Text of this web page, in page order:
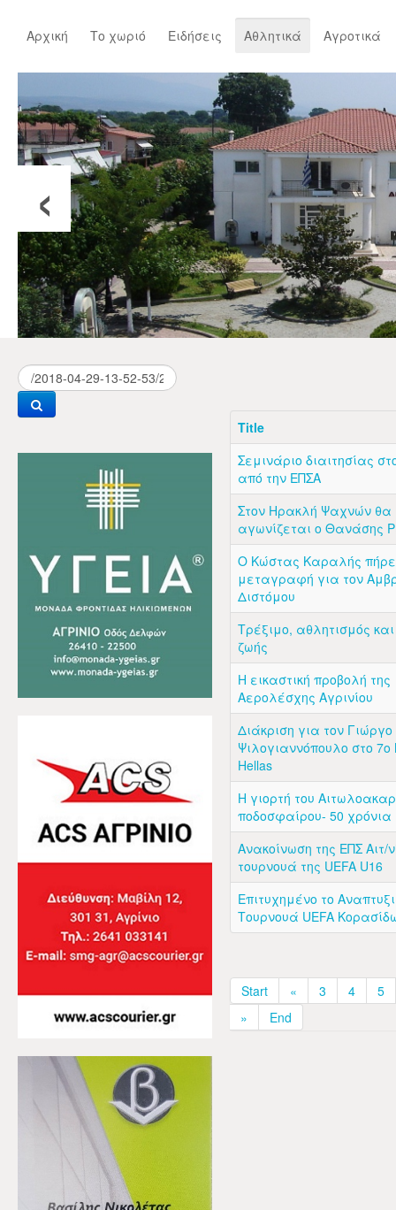
Αρχική Το χωριό Ειδήσεις Αθλητικά Αγροτικά
‹
Title
Σεμινάριο διαιτησίας
από την ΕΠΣΑ
Στον Ηρακλή Ψαχνών θα
αγωνίζεται ο Θανάσης
Ο Κώστας Καραλής πήρε
μεταγραφή για τον
Διστόμου
Τρέξιμο, αθλητισμός
ζωής
H εικαστική προβολή της
Αερολέσχης Αγρινίου
Διάκριση για τον
Ψιλογιαννόπουλο στο 7ο
Hellas
Η γιορτή του
ποδοσφαίρου- 50 χρόνια
Ανακοίνωση της ΕΠΣ Αιτ/
τουρνουά της UEFA U16
Επιτυχημένο το
Τουρνουά UEFA
Start « 3 4
5
»
End